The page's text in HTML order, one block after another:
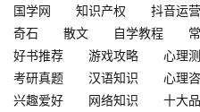
国学网
知识产权 抖音运营
奇石
散文 自学教程
好书推荐
游戏攻略 心理
考研真题
汉语知识 心理
兴趣爱好
网络知识 十大